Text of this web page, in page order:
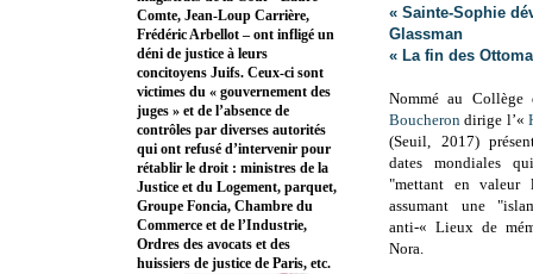
« Sainte-Sophie
Glassman
« La fin des
Nommé au
Boucheron dirige l’«
(Seuil, 2017)
dates mondiales
"mettant en valeur
assumant une
anti-« Lieux de
Nora.
Comte, Jean-Loup Carrière,
Frédéric Arbellot – ont infligé un
déni de justice à leurs
concitoyens Juifs. Ceux-ci sont
victimes du « gouvernement des
juges » et de l’absence de
contrôles par diverses autorités
qui ont refusé d’intervenir pour
rétablir le droit : ministres de la
Justice et du Logement, parquet,
Groupe Foncia, Chambre du
Commerce et de l’Industrie,
Ordres des avocats et des
huissiers de justice de Paris, etc.